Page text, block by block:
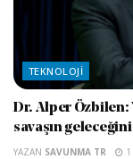
TEKNOLOJI
Dr. Alper Özbilen:
savaşın
YAZAN SAVUNMA TR